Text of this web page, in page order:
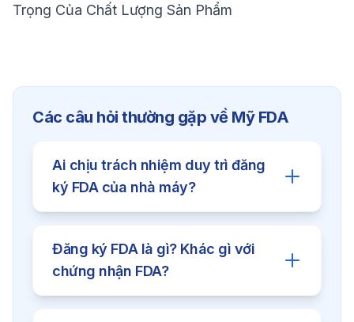
Trọng Của Chất Lượng Sản Phẩm
Các câu hỏi thường gặp về Mỹ FDA
Ai chịu trách nhiệm duy trì đăng
ký FDA của nhà máy?
chính duy trì và làm mới đăng ký FDA.
U.S. Agent hỗ trợ quản lý và liên lạc
Đăng ký FDA là gì? Khác gì với
chứng nhận FDA?